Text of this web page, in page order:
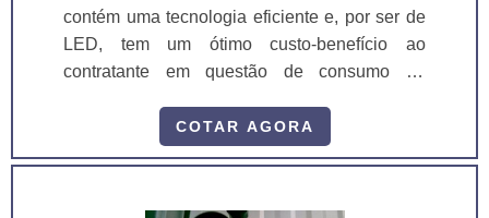
contém uma tecnologia eficiente e, por ser de
LED, tem um ótimo custo-benefício ao
contratante em questão de consumo de
se refere a parada do caminhão em uma doca,
mas é também um equipamento fundamental
docas.O equipamento facilita , pois com o
COTAR AGORA